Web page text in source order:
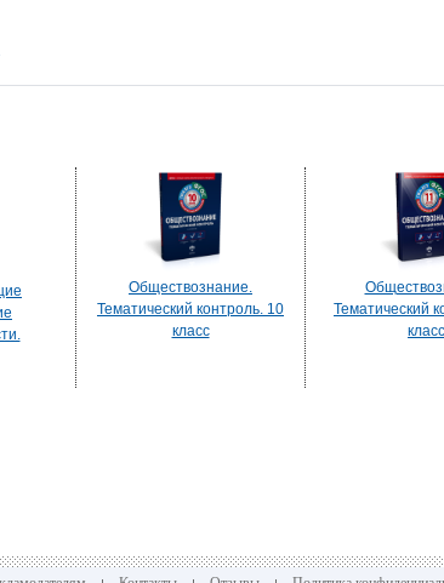
Обществознание.
Тематический контроль. 10
класс
Тематический
класс